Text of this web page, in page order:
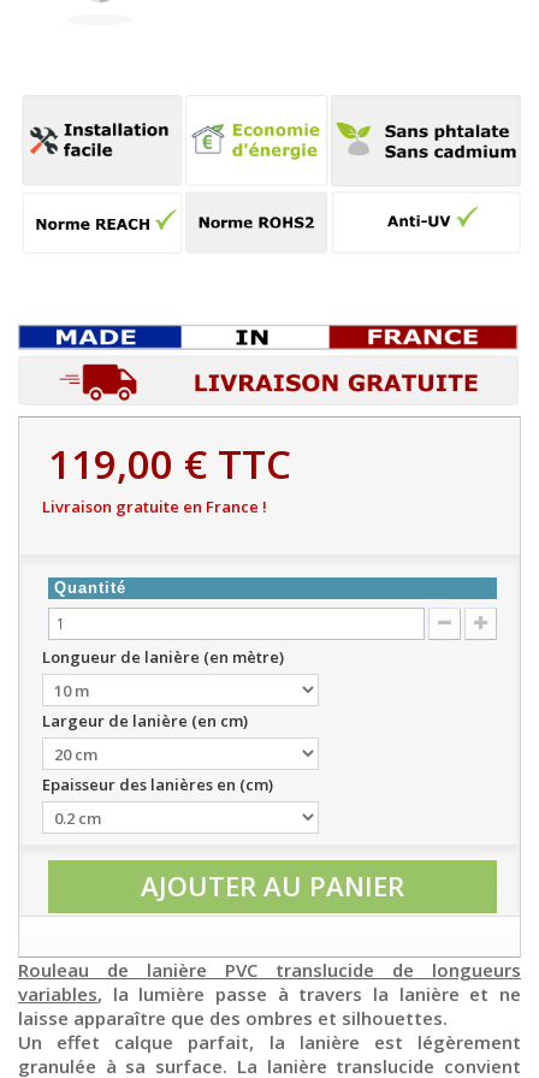
Rouleau de lanière PVC translucide de longueurs
variables, la lumière passe à travers la lanière et ne
laisse apparaître que des ombres et silhouettes.
Un effet calque parfait, la lanière est légèrement
granulée à sa surface. La lanière translucide convient
119,00 € TTC
Livraison gratuite en France !
Quantité
Longueur de lanière (en mètre)
Largeur de lanière (en cm)
Epaisseur des lanières en (cm)
AJOUTER AU PANIER